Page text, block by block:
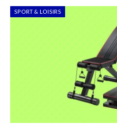
SPORT & LOISIRS